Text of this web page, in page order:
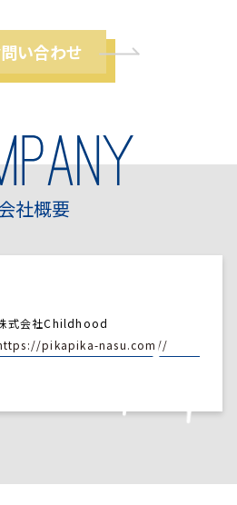
い合わせ
社概要
式会社Childhood
pikapika-nasu.com//